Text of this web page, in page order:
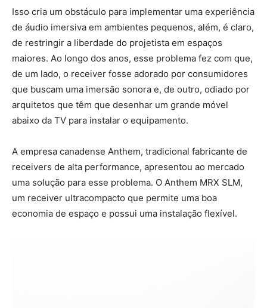
Isso cria um obstáculo para implementar uma experiência
de áudio imersiva em ambientes pequenos, além, é claro,
de restringir a liberdade do projetista em espaços
maiores. Ao longo dos anos, esse problema fez com que,
de um lado, o receiver fosse adorado por consumidores
que buscam uma imersão sonora e, de outro, odiado por
arquitetos que têm que desenhar um grande móvel
abaixo da TV para instalar o equipamento.
A empresa canadense Anthem, tradicional fabricante de
receivers de alta performance, apresentou ao mercado
uma solução para esse problema. O Anthem MRX SLM,
um receiver ultracompacto que permite uma boa
economia de espaço e possui uma instalação flexível.